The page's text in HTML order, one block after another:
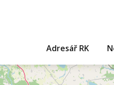
Adresář RK